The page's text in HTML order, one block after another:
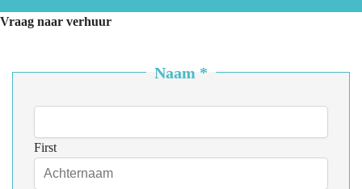
Vraag naar verhuur
Naam *
First